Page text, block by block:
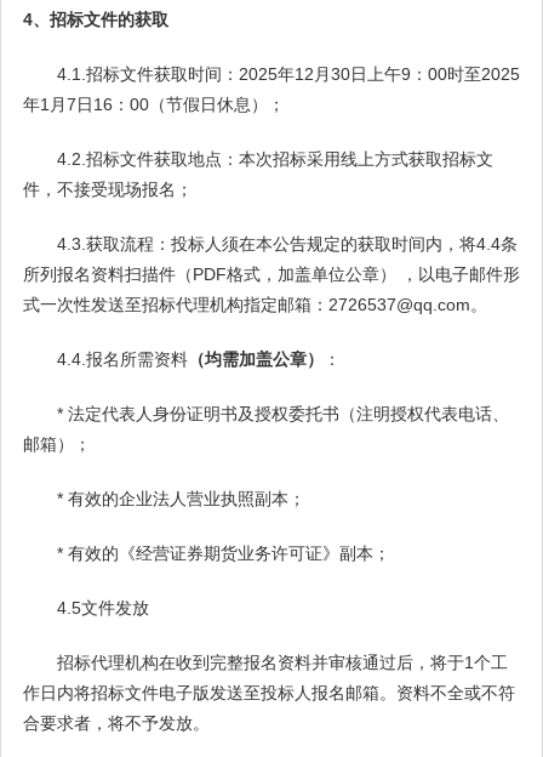
4、招标文件的获取
4.1.招标文件获取时间：2025年12月30日上午9：00时至2025
年1月7日16：00（节假日休息）；
4.2.招标文件获取地点：本次招标采用线上方式获取招标文
件，不接受现场报名；
4.3.获取流程：投标人须在本公告规定的获取时间内，将4.4条
所列报名资料扫描件（PDF格式，加盖单位公章） ，以电子邮件形
式一次性发送至招标代理机构指定邮箱：2726537@qq.com。
4.4.报名所需资料 （均需加盖公章） ：
* 法定代表人身份证明书及授权委托书（注明授权代表电话、
邮箱）；
* 有效的企业法人营业执照副本；
* 有效的《经营证券期货业务许可证》副本；
4.5文件发放
招标代理机构在收到完整报名资料并审核通过后，将于1个工
作日内将招标文件电子版发送至投标人报名邮箱。资料不全或不符
合要求者，将不予发放。